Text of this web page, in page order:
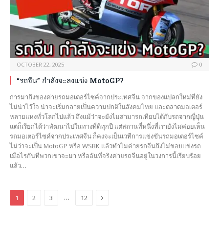
OCTOBER 22, 2025 0
“รถจีน” กำลังจะลงแข่ง MotoGP?
การมาถึงของค่ายรถมอเตอร์ไซค์จากประเทศจีน จากของแปลกใหม่ที่ยัง
ไม่น่าไว้ใจ น่าจะเริ่มกลายเป็นความปกติในสังคมไทย และตลาดมอเตอร์
หลายแห่งทั่วโลกไปแล้ว ถึงแม้ว่าจะยังไม่สามารถเทียบได้กับรถจากญี่ปุ่น
แต่ก็เรียกได้ว่าพัฒนาไปในทางที่ดีทุกปี แต่สถานที่หนึ่งที่เรายังไม่ค่อยเห็น
รถมอเตอร์ไซค์จากประเทศจีน ก็คงจะเป็นเวทีการแข่งขันรถมอเตอร์ไซค์
ไม่ว่าจะเป็น MotoGP หรือ WSBK แล้วทำไมค่ายรถจีนถึงไม่ชอบแข่งรถ
เมื่อไรกันที่พวกเขาจะมา หรืออันที่จริงค่ายรถจีนอยู่ในวงการนี้เรียบร้อย
แล้ว…
1 2 3 … 12 Next